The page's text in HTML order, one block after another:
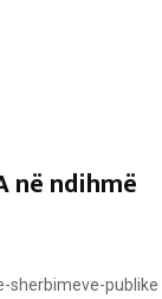
në ndihmë